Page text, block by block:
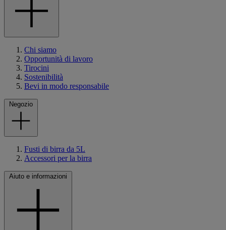
Chi siamo
Opportunità di lavoro
Tirocini
Sostenibilità
Bevi in modo responsabile
Negozio
Fusti di birra da 5L
Accessori per la birra
Aiuto e informazioni